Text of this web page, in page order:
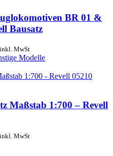
BR 01 &
Bausatz
€.
inkl. MwSt
Modelle
Maßstab 1:700 – Revell
inkl. MwSt